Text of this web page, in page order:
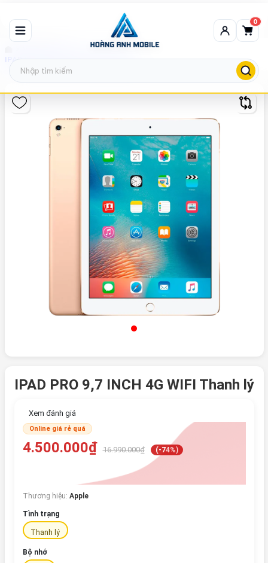
0
IPAD PRO 9,7 INCH 4G WIFI Thanh lý
IPAD PRO 9,7 INCH 4G WIFI Thanh lý
Xem đánh giá
Online giá rẻ quá
4.500.000₫ 16.990.000₫ (-74%)
Thương hiệu: Apple
Tình trạng
Thanh lý
Bộ nhớ